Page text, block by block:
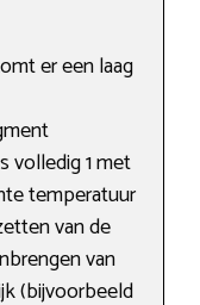
er een laag
volledig 1 met
temperatuur
van de
van
(bijvoorbeeld